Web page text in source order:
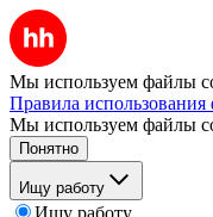
Мы используем файлы
Правила
Мы используем файлы
Понятно
Ищу работу
Ищу работу